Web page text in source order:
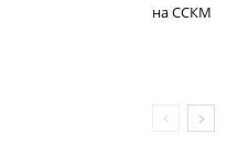
на ССКМ